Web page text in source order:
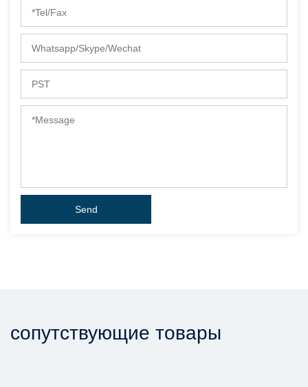
сопутствующие товары